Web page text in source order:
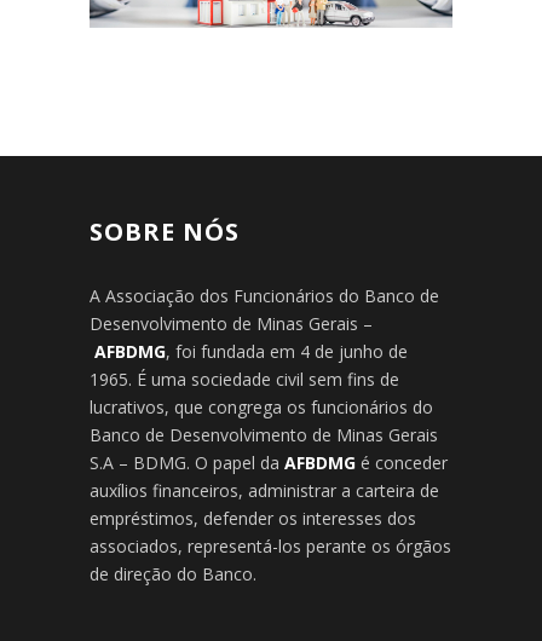
SOBRE NÓS
A Associação dos Funcionários do Banco de
Desenvolvimento de Minas Gerais –
AFBDMG, foi fundada em 4 de junho de
1965. É uma sociedade civil sem fins de
lucrativos, que congrega os funcionários do
Banco de Desenvolvimento de Minas Gerais
S.A – BDMG. O papel da AFBDMG é conceder
auxílios financeiros, administrar a carteira de
empréstimos, defender os interesses dos
associados, representá-los perante os órgãos
de direção do Banco.